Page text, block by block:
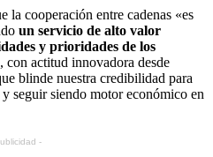
la cooperación entre cadenas «es
un servicio de alto valor
y prioridades de los
, con actitud innovadora desde
blinde nuestra credibilidad para
seguir siendo motor económico en
-